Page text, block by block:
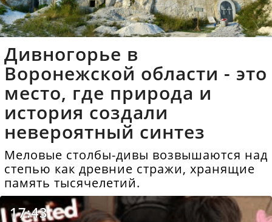
Дивногорье в
Воронежской области - это
место, где природа и
история создали
невероятный синтез
Меловые столбы-дивы возвышаются над
степью как древние стражи, хранящие
память тысячелетий.
17:43